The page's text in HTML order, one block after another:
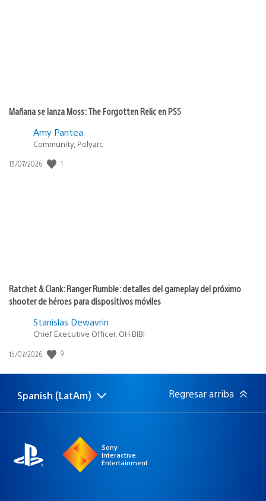
Mañana se lanza Moss: The Forgotten Relic en PS5
Amy Pantea
Community, Polyarc
Fecha
15/07/2026 1
Ratchet & Clank: Ranger Rumble: detalles del gameplay del próximo
shooter de héroes para dispositivos móviles
Stanislas Dewavrin
Chief Executive Officer, OH BIBI
Fecha
publicación:
15/07/2026 9
Elige
una
Región
actual:
Spanish (LatAm) Regresar arriba
Sony
Interactive
Entertainment